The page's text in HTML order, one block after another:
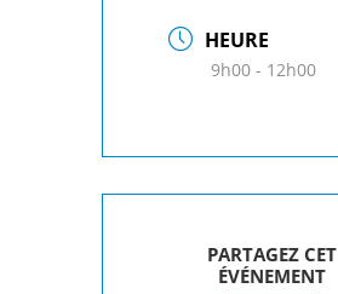
HEURE
9h00 - 12h00
PARTAGEZ CET
ÉVÉNEMENT